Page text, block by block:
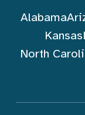
Alabama
Kansas
North